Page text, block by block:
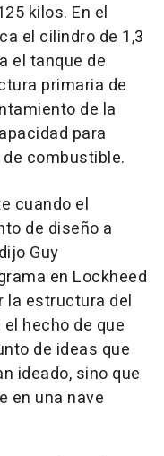
kilos. En el
el cilindro de 1,3
el tanque de
primaria de
de la
para
combustible.
cuando el
de diseño a
Guy
en Lockheed
la estructura del
hecho de que
de ideas que
ideado, sino que
en una nave